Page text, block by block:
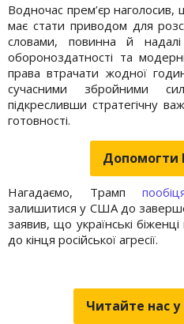
Водночас прем’єр наголосив,
має стати приводом для
словами, повинна й
обороноздатності та
права втрачати жодної
сучасними збройними
підкресливши стратегічну
готовності.
Допомогти
Нагадаємо, Трамп
залишитися у США до
заявив, що українські
до кінця російської агресії.
Читайте нас